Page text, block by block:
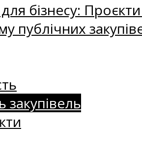
бізнесу:
публічних
закупівель